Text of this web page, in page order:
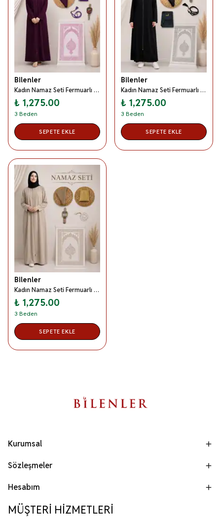
Bilenler
Kadın Namaz Seti Fermuarlı Namaz Elbisesi Seccade Örtü Yasin Tesbih Zikirmatik Set - Mor
₺ 1,275.00
3 Beden
SEPETE EKLE
Bilenler
Kadın Namaz Seti Fermuarlı Namaz Elbisesi Seccade Örtü Yasin Tesbih Zikirmatik Set - Siyah
₺ 1,275.00
3 Beden
SEPETE EKLE
Bilenler
Kadın Namaz Seti Fermuarlı Namaz Elbisesi Seccade Örtü Yasin Tesbih Zikirmatik Set - Bej
₺ 1,275.00
3 Beden
SEPETE EKLE
Kurumsal
Sözleşmeler
Hesabım
MÜŞTERİ HİZMETLERİ